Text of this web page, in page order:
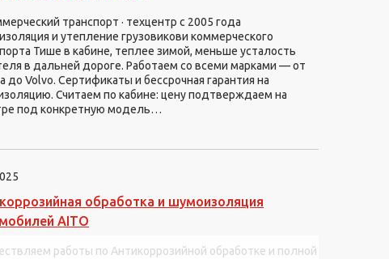
транспорт · техцентр с 2005 года
и утепление грузовикови коммерческого
Тише в кабине, теплее зимой, меньше усталость
в дальней дороге. Работаем со всеми марками — от
до Volvo. Сертификаты и бессрочная гарантия на
Считаем по кабине: цену подтверждаем на
под конкретную модель…
обработка и шумоизоляция
AITO
работы по Антикоррозийной обработке и полной